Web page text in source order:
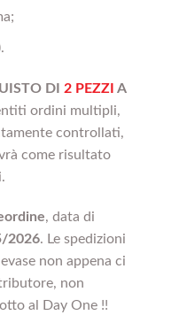
DI 2 PEZZI A
ordini multipli,
controllati,
come risultato
, data di
2026. Le spedizioni
non appena ci
non
al Day One !!